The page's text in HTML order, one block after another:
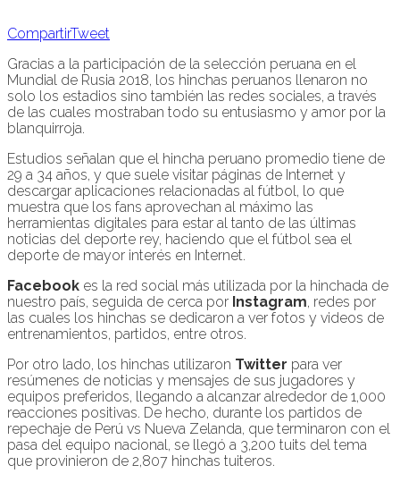
CompartirTweet
Gracias a la participación de la selección peruana en el
Mundial de Rusia 2018, los hinchas peruanos llenaron no
solo los estadios sino también las redes sociales, a través
de las cuales mostraban todo su entusiasmo y amor por la
blanquirroja.
Estudios señalan que el hincha peruano promedio tiene de
29 a 34 años, y que suele visitar páginas de Internet y
descargar aplicaciones relacionadas al fútbol, lo que
muestra que los fans aprovechan al máximo las
herramientas digitales para estar al tanto de las últimas
noticias del deporte rey, haciendo que el fútbol sea el
deporte de mayor interés en Internet.
Facebook es la red social más utilizada por la hinchada de
nuestro país, seguida de cerca por Instagram, redes por
las cuales los hinchas se dedicaron a ver fotos y videos de
entrenamientos, partidos, entre otros.
Por otro lado, los hinchas utilizaron Twitter para ver
resúmenes de noticias y mensajes de sus jugadores y
equipos preferidos, llegando a alcanzar alrededor de 1,000
reacciones positivas. De hecho, durante los partidos de
repechaje de Perú vs Nueva Zelanda, que terminaron con el
pasa del equipo nacional, se llegó a 3,200 tuits del tema
que provinieron de 2,807 hinchas tuiteros.